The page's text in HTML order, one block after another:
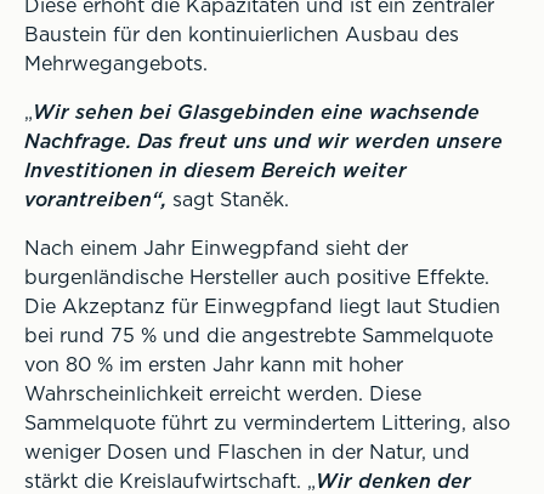
Diese erhöht die Kapazitäten und ist ein zentraler
Baustein für den kontinuierlichen Ausbau des
Mehrwegangebots.
„Wir sehen bei Glasgebinden eine wachsende
Nachfrage. Das freut uns und wir werden unsere
Investitionen in diesem Bereich weiter
vorantreiben“, sagt Staněk.
Nach einem Jahr Einwegpfand sieht der
burgenländische Hersteller auch positive Effekte.
Die Akzeptanz für Einwegpfand liegt laut Studien
bei rund 75 % und die angestrebte Sammelquote
von 80 % im ersten Jahr kann mit hoher
Wahrscheinlichkeit erreicht werden. Diese
Sammelquote führt zu vermindertem Littering, also
weniger Dosen und Flaschen in der Natur, und
stärkt die Kreislaufwirtschaft. „Wir denken der